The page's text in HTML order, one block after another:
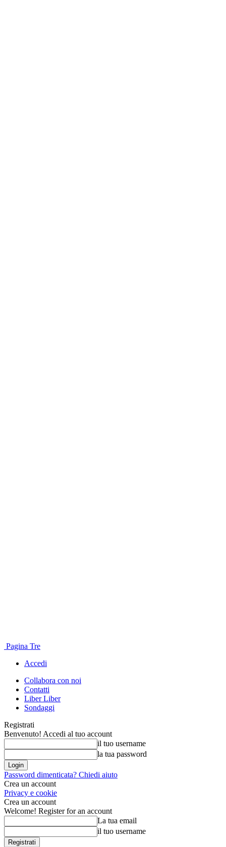
Pagina Tre
Accedi
Collabora con noi
Contatti
Liber Liber
Sondaggi
Registrati
Benvenuto! Accedi al tuo account
il tuo username
la tua password
Password dimenticata? Chiedi aiuto
Crea un account
Privacy e cookie
Crea un account
Welcome! Register for an account
La tua email
il tuo username